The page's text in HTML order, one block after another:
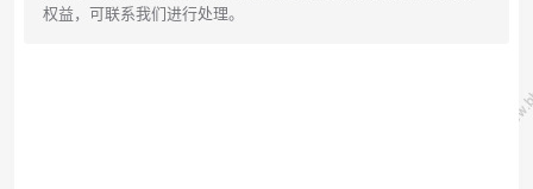
权益，可联系我们进行处理。